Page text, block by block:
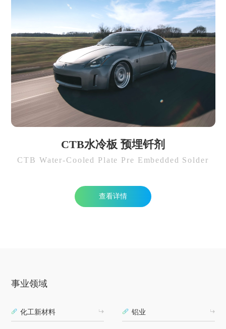
CTB水冷板 预埋钎剂
CTB Water-Cooled Plate Pre Embedded Solder
查看详情
事业领域
化工新材料 铝业